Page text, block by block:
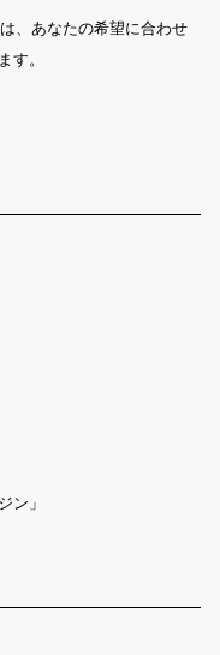
、あなたの希望に合わせ
す。
ン」